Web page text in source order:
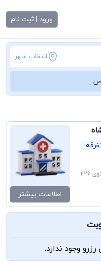
ورود | ثبت نام
انتخاب شهر
کرمانشاه، شهرک پردیس، بلوار شقایق، بین کوی 226
اطلاعات بیشتر
وجود ندارد.